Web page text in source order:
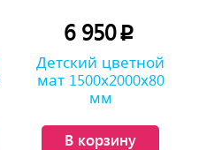
6 950p
Детский цветной
мат 1500х2000х80
мм
В корзину